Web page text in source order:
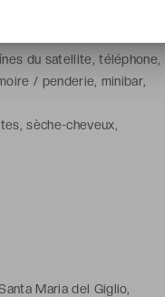
du satellite, téléphone,
/ penderie, minibar,
sèche-cheveux,
Maria del Giglio,